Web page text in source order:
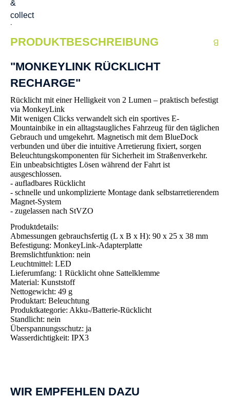
PRODUKTBESCHREIBUNG
"MONKEYLINK RÜCKLICHT
RECHARGE"
Rücklicht mit einer Helligkeit von 2 Lumen – praktisch befestigt
via MonkeyLink
Mit wenigen Clicks verwandelt sich ein sportives E-
Mountainbike in ein alltagstaugliches Fahrzeug für den täglichen
Gebrauch und umgekehrt. Magnetisch mit dem BlueDock
verbunden und über die intuitive Arretierung fixiert, sorgen
Beleuchtungskomponenten für Sicherheit im Straßenverkehr.
Ein unbeabsichtigtes Lösen während der Fahrt ist
ausgeschlossen.
- aufladbares Rücklicht
- schnelle und unkomplizierte Montage dank selbstarretierendem
Magnet-System
- zugelassen nach StVZO
Produktdetails:
Abmessungen gebrauchsfertig (L x B x H): 90 x 25 x 38 mm
Befestigung: MonkeyLink-Adapterplatte
Bremslichtfunktion: nein
Leuchtmittel: LED
Lieferumfang: 1 Rücklicht ohne Sattelklemme
Material: Kunststoff
Nettogewicht: 49 g
Produktart: Beleuchtung
Produktkategorie: Akku-/Batterie-Rücklicht
Standlicht: nein
Überspannungsschutz: ja
Wasserdichtigkeit: IPX3
WIR EMPFEHLEN DAZU